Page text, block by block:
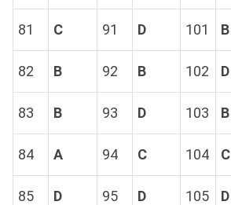
81 C 91 D 101 B
82 B 92 B 102 D
83 B 93 D 103 B
84 A 94 C 104 C
85 D 95 D 105 D